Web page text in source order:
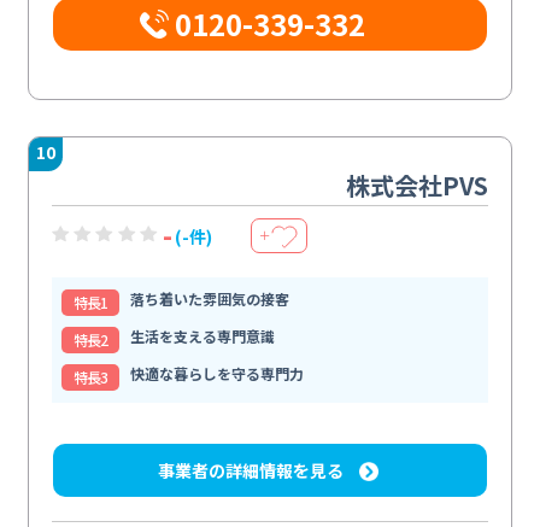
0120-339-332
10
株式会社PVS
- (-件) ＋
特⻑1
落ち着いた雰囲気の接客
特⻑2
生活を支える専門意識
特⻑3
快適な暮らしを守る専門力
事業者の詳細情報を見る